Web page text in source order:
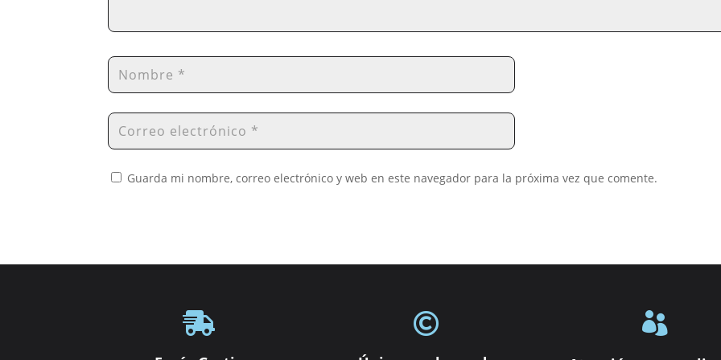
Guarda mi nombre, correo electrónico y web en este navegador para la próxima vez que comente.
  